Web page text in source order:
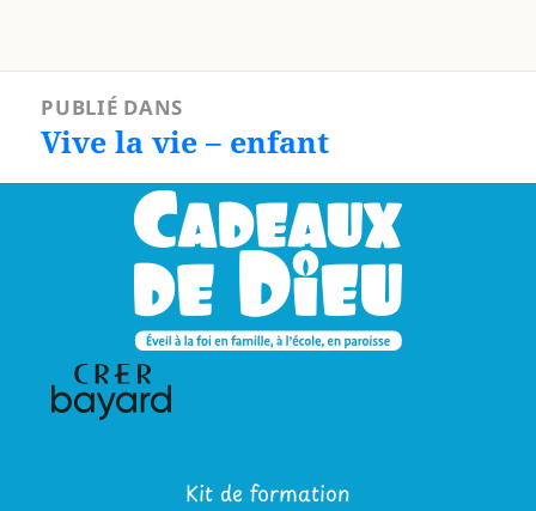
Navigation
l’article
PUBLIÉ DANS
Vive la vie – enfant
Kit de formation